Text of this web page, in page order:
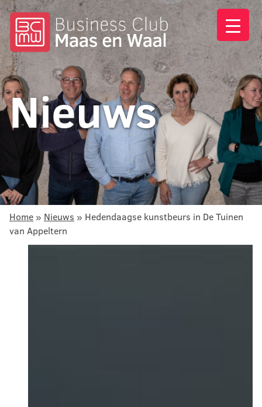
Nieuws
Home » Nieuws » Hedendaagse kunstbeurs in De Tuinen
van Appeltern